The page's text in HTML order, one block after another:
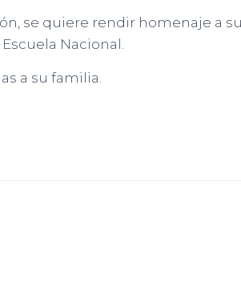
se quiere rendir homenaje a
Nacional.
a su familia.